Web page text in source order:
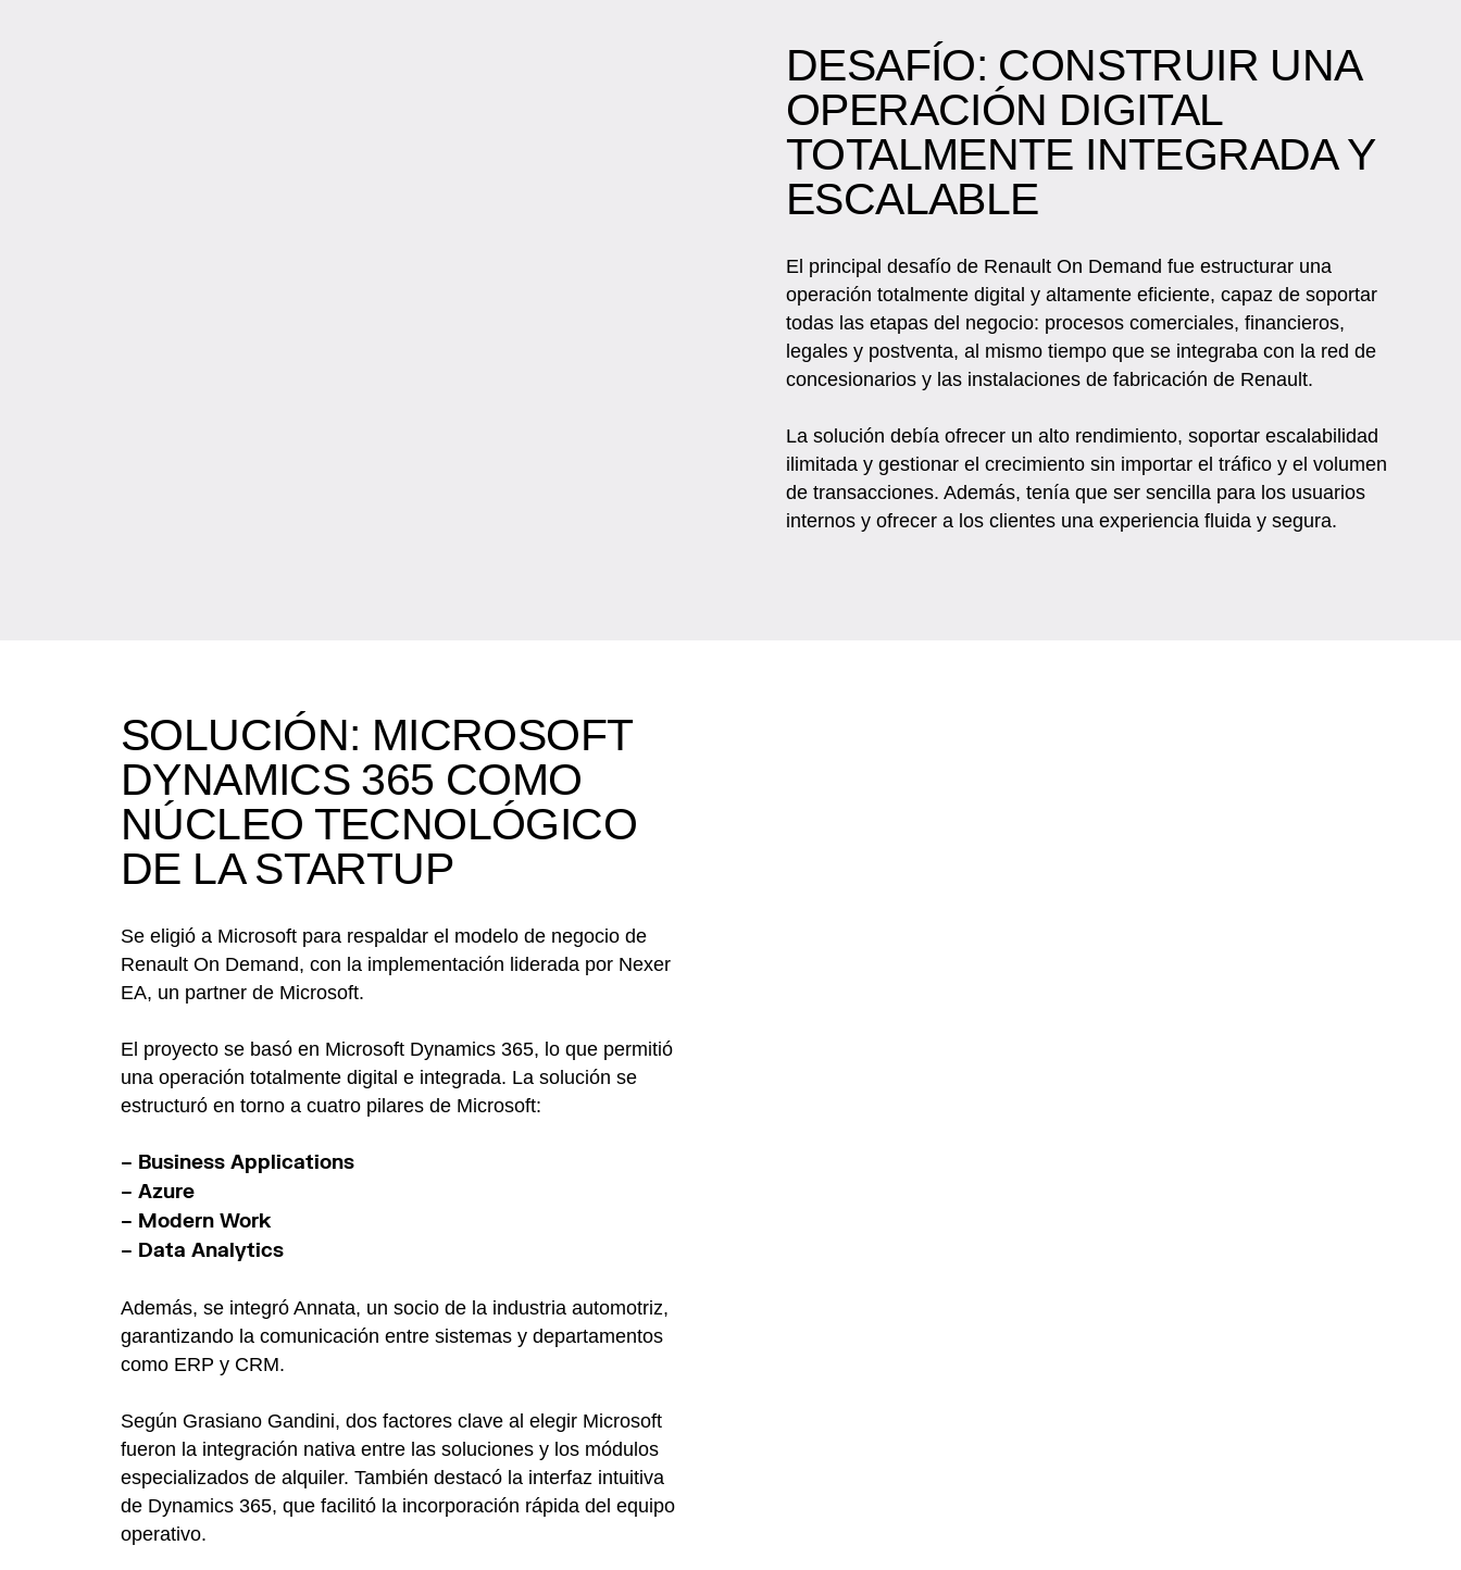
DESAFÍO: CONSTRUIR UNA
OPERACIÓN DIGITAL
TOTALMENTE INTEGRADA Y
ESCALABLE
El principal desafío de Renault On Demand fue estructurar una
operación totalmente digital y altamente eficiente, capaz de soportar
todas las etapas del negocio: procesos comerciales, financieros,
legales y postventa, al mismo tiempo que se integraba con la red de
concesionarios y las instalaciones de fabricación de Renault.
La solución debía ofrecer un alto rendimiento, soportar escalabilidad
ilimitada y gestionar el crecimiento sin importar el tráfico y el volumen
de transacciones. Además, tenía que ser sencilla para los usuarios
internos y ofrecer a los clientes una experiencia fluida y segura.
SOLUCIÓN: MICROSOFT
DYNAMICS 365 COMO
NÚCLEO TECNOLÓGICO
DE LA STARTUP
Se eligió a Microsoft para respaldar el modelo de negocio de
Renault On Demand, con la implementación liderada por Nexer
EA, un partner de Microsoft.
El proyecto se basó en Microsoft Dynamics 365, lo que permitió
una operación totalmente digital e integrada. La solución se
estructuró en torno a cuatro pilares de Microsoft:
– Business Applications
– Azure
– Modern Work
– Data Analytics
Además, se integró Annata, un socio de la industria automotriz,
garantizando la comunicación entre sistemas y departamentos
como ERP y CRM.
Según Grasiano Gandini, dos factores clave al elegir Microsoft
fueron la integración nativa entre las soluciones y los módulos
especializados de alquiler. También destacó la interfaz intuitiva
de Dynamics 365, que facilitó la incorporación rápida del equipo
operativo.